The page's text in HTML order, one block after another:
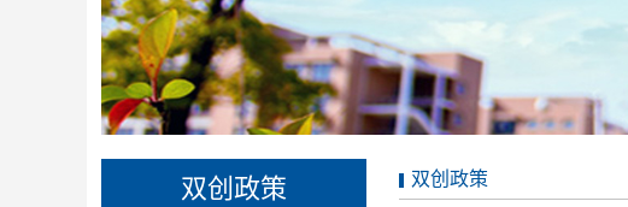
双创政策 双创政策